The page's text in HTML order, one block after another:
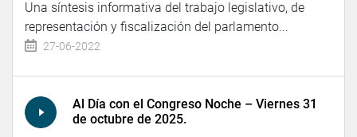
Una síntesis informativa del trabajo legislativo, de
representación y fiscalización del parlamento...
27-06-2022
Al Día con el Congreso Noche – Viernes 31
de octubre de 2025.